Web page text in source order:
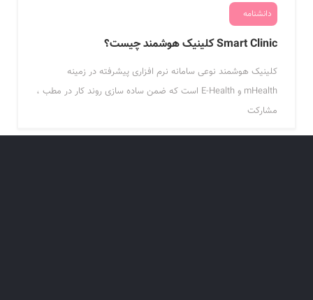
دانشنامه
Smart Clinic کلینیک هوشمند چیست؟
کلینیک هوشمند نوعی سامانه نرم افزاری پیشرفته در زمینه
mHealth و E-Health است که ضمن ساده سازی روند کار در مطب ،
مشارکت